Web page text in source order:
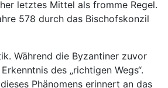
letztes Mittel als fromme Regel.
578 durch das Bischofskonzil
Während die Byzantiner zuvor
des „richtigen Wegs“.
Phänomens erinnert an das